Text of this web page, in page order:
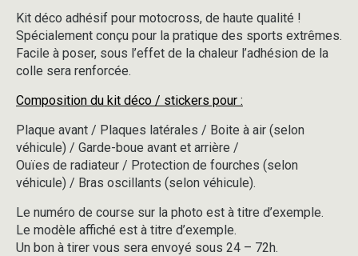
2DR10
-
ORANGE
Kit déco adhésif pour motocross, de haute qualité !
Spécialement conçu pour la pratique des sports extrêmes.
Facile à poser, sous l’effet de la chaleur l’adhésion de la
colle sera renforcée.
Composition du kit déco / stickers pour :
Plaque avant / Plaques latérales / Boite à air (selon
véhicule) / Garde-boue avant et arrière /
Ouïes de radiateur / Protection de fourches (selon
véhicule) / Bras oscillants (selon véhicule).
Le numéro de course sur la photo est à titre d’exemple.
Le modèle affiché est à titre d’exemple.
Un bon à tirer vous sera envoyé sous 24 – 72h.